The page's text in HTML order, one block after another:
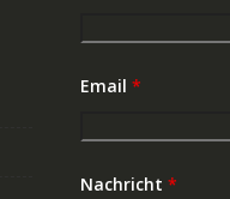
Email *
Nachricht *